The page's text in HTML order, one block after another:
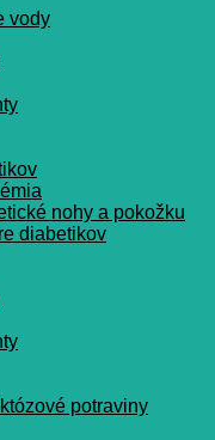
vody
nohy a pokožku
diabetikov
potraviny